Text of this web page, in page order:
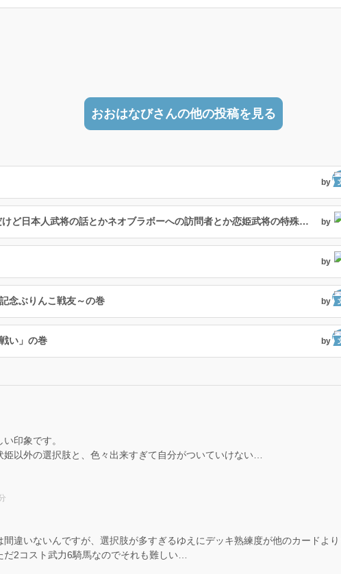
おおはなびさんの他の投稿を見る
by
２４２人目の絆武将はカタカナ名だけど日本人武将の話とかネオブラボーへの訪問者とか恋姫武将の特殊台詞の話 by
by
念ぶりんこ戦友～の巻 by
い」の巻 by
印象です。
以外の選択肢と、色々出来すぎて自分がついていけない…
違いないんですが、選択肢が多すぎるゆえにデッキ熟練度が他のカードより
2コスト武力6騎馬なのでそれも難しい…